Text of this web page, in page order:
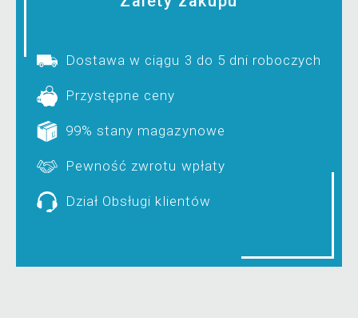
Dostawa w ciągu 3 do 5 dni roboczych
Przystępne ceny
99% stany magazynowe
Pewność zwrotu wpłaty
Dział Obsługi klientów